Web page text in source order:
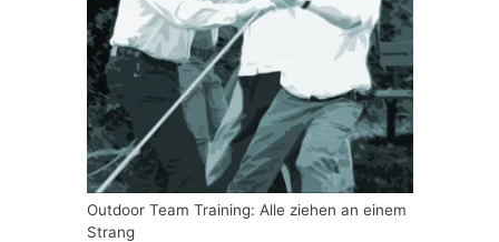
Outdoor Team Training: Alle ziehen an einem
Strang